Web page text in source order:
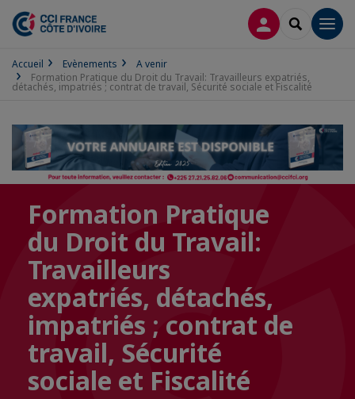
CONNEXION
Accueil Evènements
A venir
Formation Pratique du Droit du Travail: Travailleurs expatriés,
détachés, impatriés ; contrat de travail, Sécurité sociale et Fiscalité
Formation Pratique
du Droit du Travail:
Travailleurs
expatriés, détachés,
impatriés ; contrat de
travail, Sécurité
sociale et Fiscalité